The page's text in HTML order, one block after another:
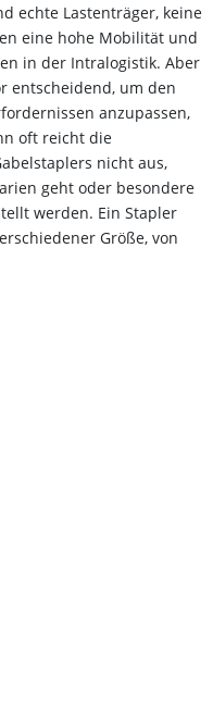
echte Lastenträger, keine
eine hohe Mobilität und
in der Intralogistik. Aber
entscheidend, um den
anzupassen,
oft reicht die
nicht aus,
geht oder besondere
werden. Ein Stapler
Größe, von